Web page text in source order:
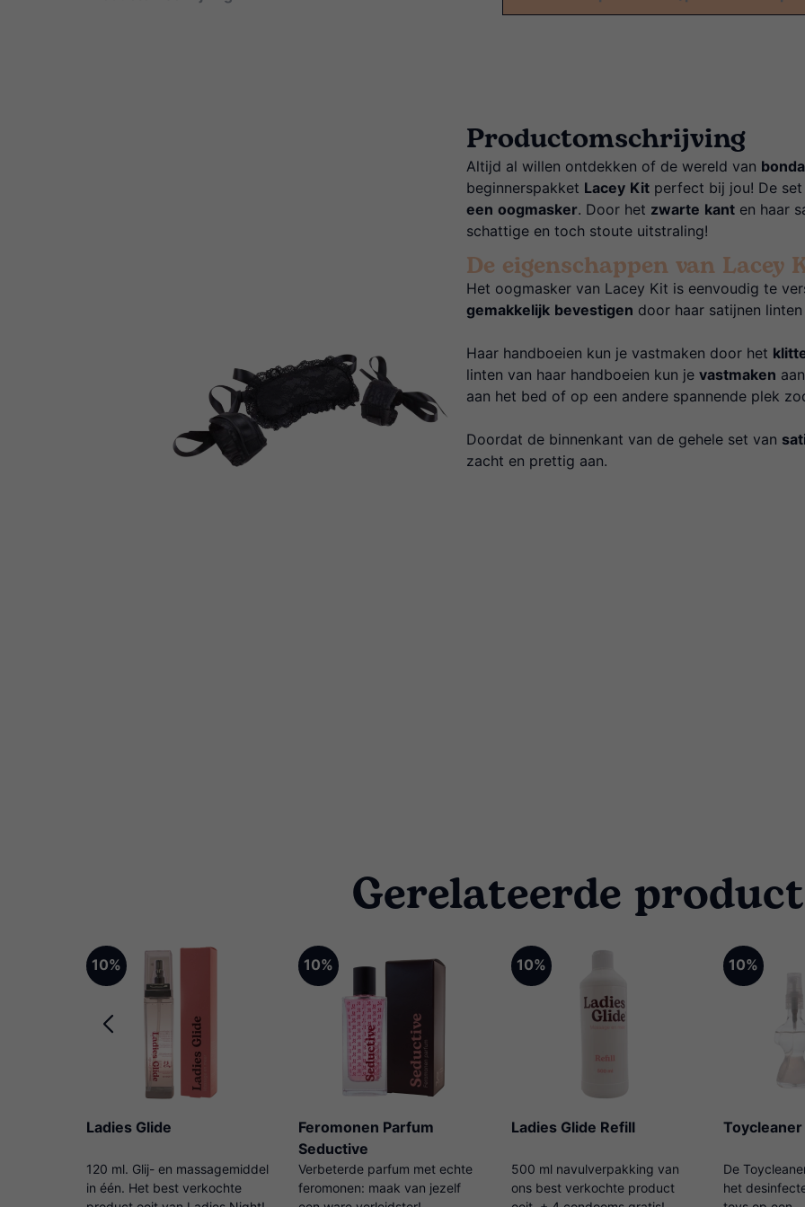
Productomschrijving
Altijd al willen ontdekken of de wereld van
beginnerspakket Lacey Kitperfect bij jou! De
een oogmasker. Door het zwarte kanten haar
schattige en toch stoute uitstraling!
De eigenschappen van Lacey
Het oogmasker van Lacey Kit is eenvoudig te
gemakkelijk bevestigen door haar satijnen
Haar handboeien kun je vastmaken door het
linten van haar handboeien kun je vastmaken
aan het bed of op een andere spannende plek
Doordat de binnenkant van de gehele set van
zacht en prettig aan.
Gerelateerde
10%
Ladies Glide
120 ml. Glij- en massagemiddel
in één. Het best verkochte
10%
Feromonen Parfum
Seductive
Verbeterde parfum met echte
feromonen: maak van jezelf
10%
Ladies Glide Refill
500 ml navulverpakking van
ons best verkochte product
10%
Toycleaner
De
het